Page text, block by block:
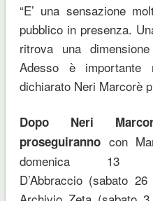
“E’ una sensazione
pubblico in presenza.
ritrova una
Adesso è importante
dichiarato Neri Marcorè
Dopo Neri
proseguirannocon
domenica 13
D’Abbraccio (sabato